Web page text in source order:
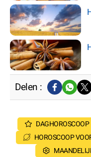
Delen :
DAGHOROSCOOP
HOROSCOOP